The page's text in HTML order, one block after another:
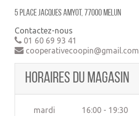
5 place jacques amyot, 77000 MELUN
Contactez-nous
01 60 69 93 41
cooperativecoopin@gmail.com
Horaires du magasin
mardi
16:00 - 19:30